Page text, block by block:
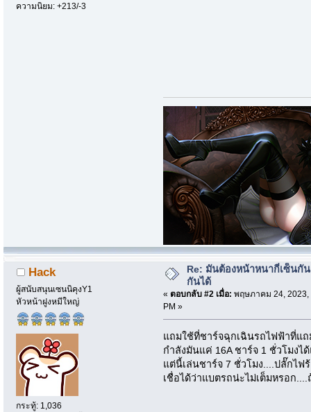
ความนิยม: +213/-3
Hack
ผู้สนับสนุนเซนนิคุงY1
หัวหน้าฝูงหมีใหญ่
กระทู้: 1,036
Re: มันต้องหน้าหนากี่เซ็นกั
กันได้
« ตอบกลับ #2 เมื่อ: พฤษภาคม 24, 2023,
PM »
แถมใช้ที่ชาร์จฉุกเฉินรถไฟฟ้าที่แ
กำลังมันแค่ 16A ชาร์จ 1 ชั่วโมงไ
แต่นี้เล่นชาร์จ 7 ชั่วโมง....ปลั๊กไ
เชื่อได้ว่าแบตรถน่ะไม่เต็มหรอก